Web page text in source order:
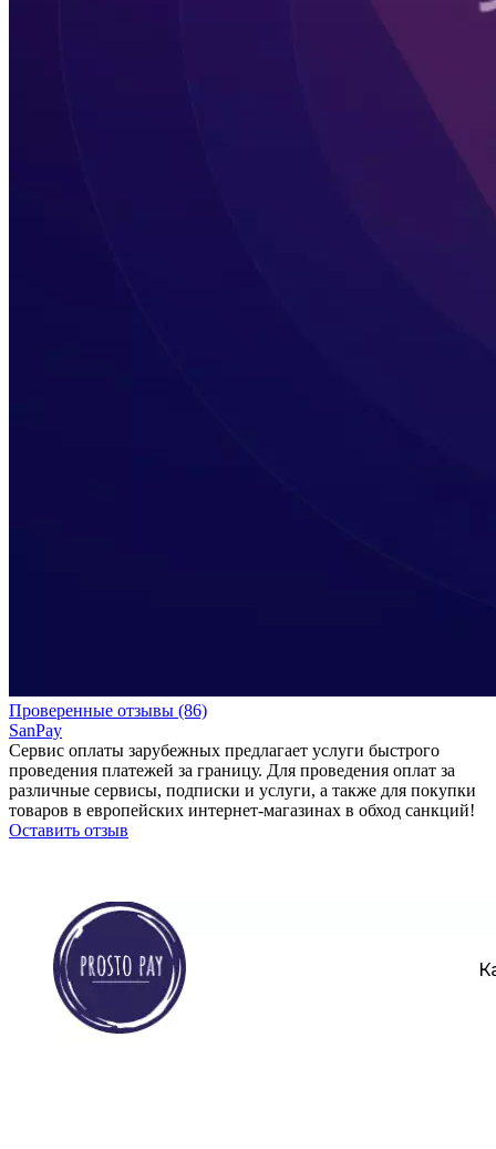
Проверенные отзывы (86)
SanPay
Сервис оплаты зарубежных предлагает услуги быстрого
проведения платежей за границу. Для проведения оплат за
различные сервисы, подписки и услуги, а также для покупки
товаров в европейских интернет-магазинах в обход санкций!
Оставить отзыв